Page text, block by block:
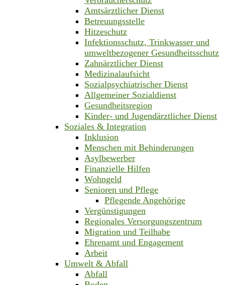
Amtsärztlicher Dienst
Betreuungsstelle
Hitzeschutz
Infektionsschutz, Trinkwasser und
umweltbezogener Gesundheitsschutz
Zahnärztlicher Dienst
Medizinalaufsicht
Sozialpsychiatrischer Dienst
Allgemeiner Sozialdienst
Gesundheitsregion
Kinder- und Jugendärztlicher Dienst
Soziales & Integration
Inklusion
Menschen mit Behinderungen
Asylbewerber
Finanzielle Hilfen
Wohngeld
Senioren und Pflege
Pflegende Angehörige
Vergünstigungen
Regionales Versorgungszentrum
Migration und Teilhabe
Ehrenamt und Engagement
Arbeit
Umwelt & Abfall
Abfall